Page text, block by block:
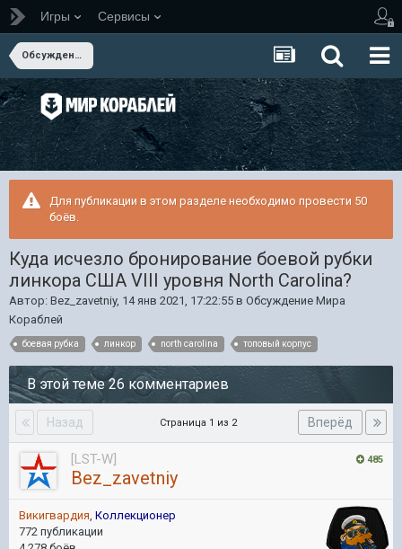
Игры Сервисы
Обсуждение Мира Кораблей
Для публикации в этом разделе необходимо провести 50
боёв.
Куда исчезло бронирование боевой рубки
линкора США VIII уровня North Carolina?
Автор: Bez_zavetniy, 14 янв 2021, 17:22:55 в Обсуждение Мира
Кораблей
боевая рубка линкор north carolina топовый корпус
В этой теме 26 комментариев
Назад Вперёд
Страница 1 из 2
485
[LST-W]
Bez_zavetniy
Викигвардия Коллекционер
772 публикации